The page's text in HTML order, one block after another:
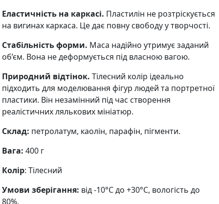
Еластичність на каркасі. Пластилін не розтріскується
на вигинах каркаса. Це дає повну свободу у творчості.
Стабільність форми. Маса надійно утримує заданий
об’єм. Вона не деформується під власною вагою.
Природний відтінок. Тілесний колір ідеально
підходить для моделювання фігур людей та портретної
пластики. Він незамінний під час створення
реалістичних лялькових мініатюр.
Склад: петролатум, каолін, парафін, пігменти.
Вага: 400 г
Колір: Тілесний
Умови зберігання: від -10°C до +30°C, вологість до
80%.